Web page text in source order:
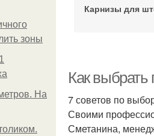
зоны
На
Карнизы для
Как
7 советов по
Своими
Сметанина,